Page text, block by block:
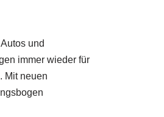
und
immer wieder für
Mit neuen